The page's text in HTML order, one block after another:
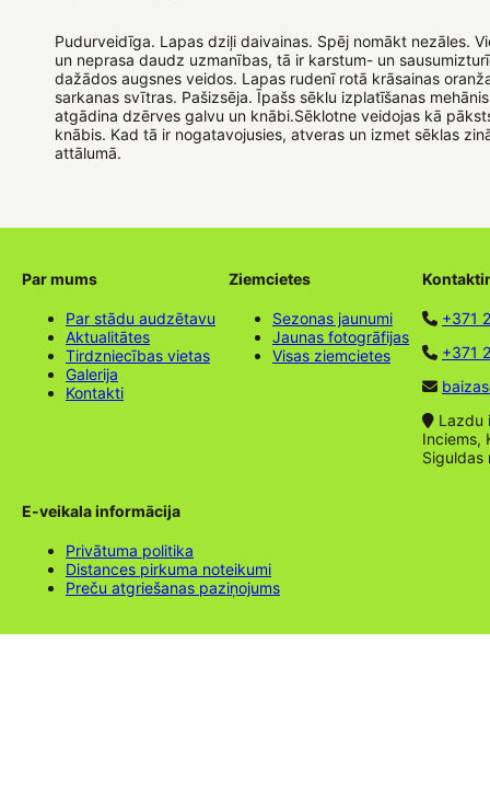
Pudurveidīga. Lapas dziļi daivainas. Spēj nomākt nezāles.
un neprasa daudz uzmanības, tā ir karstum- un
dažādos augsnes veidos. Lapas rudenī rotā krāsainas
sarkanas svītras. Pašizsēja. Īpašs sēklu izplatīšanas
atgādina dzērves galvu un knābi.Sēklotne veidojas kā
knābis. Kad tā ir nogatavojusies, atveras un izmet sēklas
attālumā.
Par mums
Par stādu audzētavu
Aktualitātes
Tirdzniecības vietas
Galerija
Kontakti
Ziemcietes
Sezonas jaunumi
Jaunas fotogrāfijas
Visas ziemcietes
+371
+371
Lazdu
Inciems,
Siguldas
E-veikala informācija
Privātuma politika
Distances pirkuma noteikumi
Preču atgriešanas paziņojums